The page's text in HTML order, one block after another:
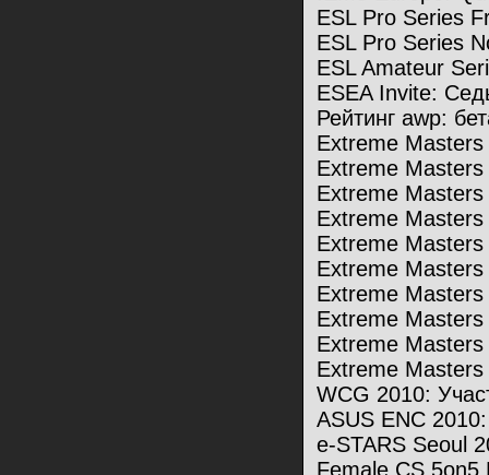
ESL Pro Series
ESL Pro Series
ESL Amateur
ESEA Invite:
Рейтинг awp:
Extreme
Extreme
Extreme
Extreme
Extreme
Extreme
Extreme
Extreme
Extreme
Extreme
WCG 2010:
ASUS ENC
e-STARS Seoul
Female CS 5on5